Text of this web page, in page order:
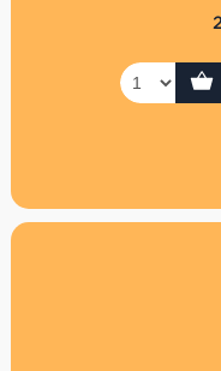
Der Gutschein
fallen daher
P.S. Hast Du es
unseren